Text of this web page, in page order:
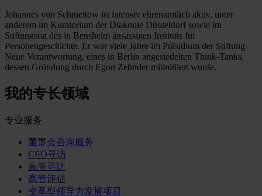
Johannes von Schmettow ist intensiv ehrenamtlich aktiv, unter
anderem im Kuratorium der Diakonie Düsseldorf sowie im
Stiftungsrat des in Bensheim ansässigen Instituts für
Personengeschichte. Er war viele Jahre im Präsidium der Stiftung
Neue Verantwortung, eines in Berlin angesiedelten Think-Tanks,
dessen Gründung durch Egon Zehnder mitinitiiert wurde.
我的专长领域
专业服务
董事会咨询服务
CEO寻访
高管寻访
高管评估
变革型领导力发展项目